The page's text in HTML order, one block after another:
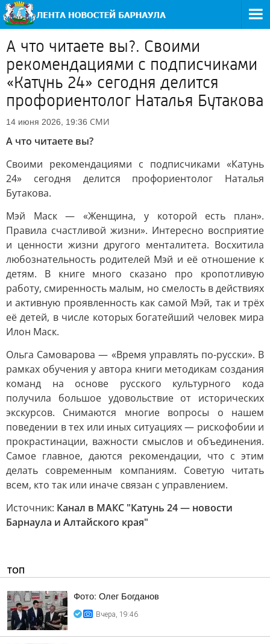
А что читаете вы?. Своими
рекомендациями с подписчиками
«Катунь 24» сегодня делится
профориентолог Наталья Бутакова
14 июня 2026, 19:36 СМИ
А что читаете вы?
Своими рекомендациями с подписчиками «Катунь
24» сегодня делится профориентолог Наталья
Бутакова.
Мэй Маск — «Женщина, у которой есть план».
Правила счастливой жизни». Интересно восприятие
и ценности жизни другого менталитета. Восхитила
любознательность родителей Мэй и её отношение к
детям. В книге много сказано про кропотливую
работу, смиренность малым, но смелость в действиях
и активную проявленность как самой Мэй, так и трёх
её детей, в числе которых богатейший человек мира
Илон Маск.
Ольга Самоварова — «Время управлять по-русски». В
рамках обучения у автора книги методикам создания
команд на основе русского культурного кода
получила большое удовольствие от исторических
экскурсов. Снимаются многие вопросы о нашем
поведении в тех или иных ситуациях — рискофобии и
прокрастинации, важности смыслов и объединения.
Самое главное, даются рекомендации, что с этим
делать современным компаниям. Советую читать
всем, кто так или иначе связан с управлением.
Источник: Канал в МАКС "Катунь 24 — новости
Барнаула и Алтайского края"
ТОП
Фото: Олег Богданов
Вчера, 19:46